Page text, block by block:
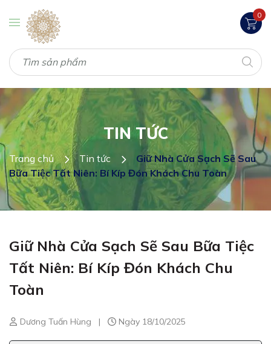
0
TIN TỨC
Trang chủ Tin tức
Giữ Nhà Cửa Sạch Sẽ Sau
Bữa Tiệc Tất Niên: Bí Kíp Đón Khách Chu Toàn
Giữ Nhà Cửa Sạch Sẽ Sau Bữa Tiệc
Tất Niên: Bí Kíp Đón Khách Chu
Toàn
Dương Tuấn Hùng | Ngày 18/10/2025